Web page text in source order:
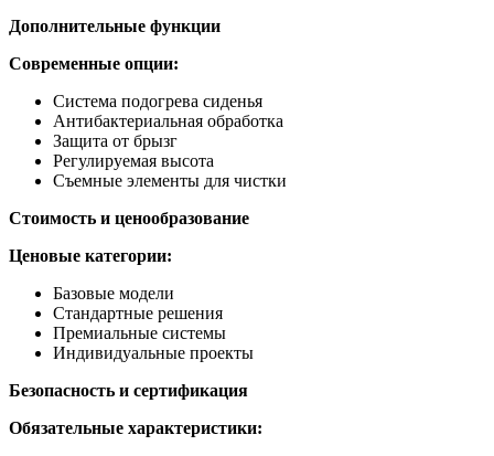
Дополнительные функции
Современные опции:
Система подогрева сиденья
Антибактериальная обработка
Защита от брызг
Регулируемая высота
Съемные элементы для чистки
Стоимость и ценообразование
Ценовые категории:
Базовые модели
Стандартные решения
Премиальные системы
Индивидуальные проекты
Безопасность и сертификация
Обязательные характеристики: